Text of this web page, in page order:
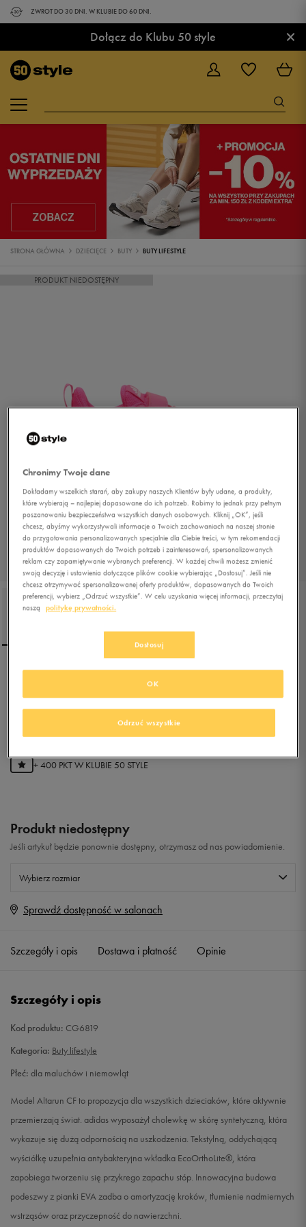
ZWROT DO 30 DNI. W KLUBIE DO 60 DNI.
Dołącz do Klubu 50 style ×
STRONA GŁÓWNA DZIECIĘCE BUTY BUTY LIFESTYLE
PRODUKT NIEDOSTĘPNY
79,99złz Vat
+ 400 PKT W KLUBIE 50 STYLE
Produkt niedostępny
Jeśli artykuł będzie ponownie dostępny, otrzymasz od nas powiadomienie.
Wybierz rozmiar
Rozmiary EU
23 13,2 cm
24 14 cm Powiadom o dostępności
25 14,5 cm Powiadom o dostępności
27 16,1 cm
Sprawdź dostępność w salonach
Szczegóły i opis Dostawa i płatność Opinie
Szczegóły i opis
Kod produktu: CG6819
Kategoria: Buty lifestyle
Płeć: dla maluchów i niemowląt
Model Altarun CF to propozycja dla wszystkich dzieciaków, które aktywnie
przemierzają świat. adidas wyposażył cholewkę w skórę syntetyczną, która
wykazuje się dużą odpornością na uszkodzenia. Tekstylną, oddychającą
wyściółkę uzupełnia antybakteryjna wkładka EcoOrthoLite®, która
zapobiega tworzeniu się przykrego zapachu stóp. Innowacyjna budowa
podeszwy z pianki EVA zadba o amortyzację kroków, tłumienie nadmiernych
wstrząsów oraz przyczepność do nawierzchni.
Chronimy Twoje dane
Dokładamy wszelkich starań, aby zakupy naszych Klientów były udane, a produkty,
które wybierają – najlepiej dopasowane do ich potrzeb. Robimy to jednak przy pełnym
poszanowaniu bezpieczeństwa wszystkich danych osobowych. Kliknij „OK”, jeśli
chcesz, abyśmy wykorzystywali informacje o Twoich zachowaniach na naszej stronie
do przygotowania personalizowanych specjalnie dla Ciebie treści, w tym rekomendacji
produktów dopasowanych do Twoich potrzeb i zainteresowań, spersonalizowanych
reklam czy zapamiętywanie wybranych preferencji. W każdej chwili możesz zmienić
swoją decyzję i ustawienia dotyczące plików cookie wybierając „Dostosuj”. Jeśli nie
chcesz otrzymywać spersonalizowanej oferty produktów, dopasowanych do Twoich
preferencji, wybierz „Odrzuć wszystkie”. W celu uzyskania więcej informacji, przeczytaj
naszą
politykę prywatności.
Dostosuj
Odrzuć wszystkie
OK